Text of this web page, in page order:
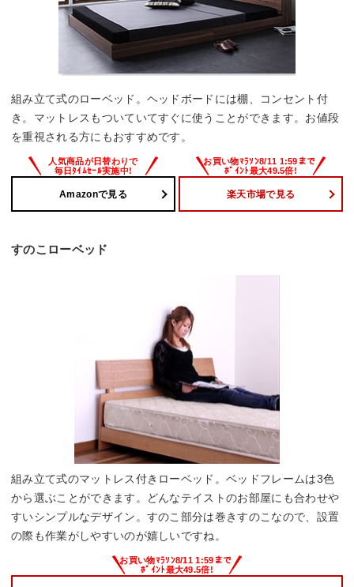
組み立て式のローベッド。ヘッドボードには棚、コンセント付
き。マットレスもついていてすぐに使うことができます。お値段
を重視される方にもおすすめです。
Amazonで見る 楽天市場で見る
すのこローベッド
組み立て式のマットレス付きローベッド。ベッドフレームは3色
から選ぶことができます。どんなテイストのお部屋にも合わせや
すいシンプルなデザイン。すのこ部分は巻きすのこなので、設置
の際も作業がしやすいのが嬉しいですね。